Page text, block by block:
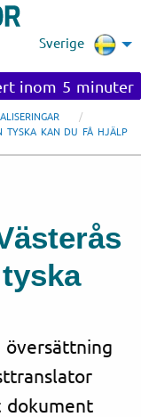
Sverige
inom 5 minuter
TYSKA KAN DU FÅ HJÄLP
dokument